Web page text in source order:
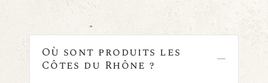
Où sont produits les
Côtes du Rhône ?